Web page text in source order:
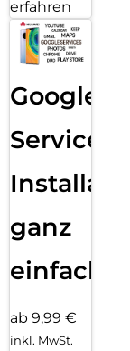
erfahren
Google
Services
ganz
einfach
ab 9,99 €
inkl. MwSt.